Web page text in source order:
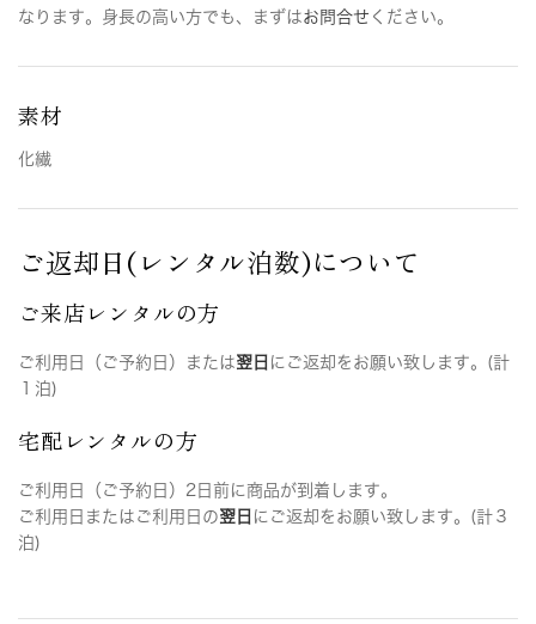
なります。身長の高い方でも、まずはお問合せ ください。
素材
化繊
ご返却日(レンタル泊数)について
ご来店レンタルの方
ご利用日（ご予約日）または翌日 にご返却をお願い致します。(計
１泊)
宅配レンタルの方
ご利用日（ご予約日）2日前に商品が到着します。
ご利用日またはご利用日の翌日 にご返却をお願い致します。(計３
泊)